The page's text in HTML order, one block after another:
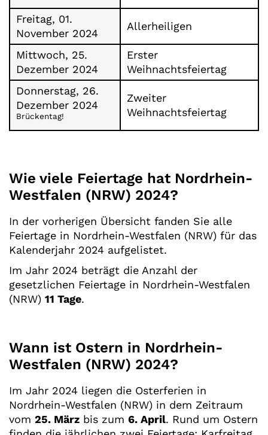
Freitag, 01.
November 2024
Allerheiligen
Mittwoch, 25.
Dezember 2024
Erster
Weihnachtsfeiertag
Donnerstag, 26.
Dezember 2024
Brückentag!
Zweiter
Weihnachtsfeiertag
Wie viele Feiertage hat Nordrhein-
Westfalen (NRW) 2024?
In der vorherigen Übersicht fanden Sie alle
Feiertage in Nordrhein-Westfalen (NRW) für das
Kalenderjahr 2024 aufgelistet.
Im Jahr 2024 beträgt die Anzahl der
gesetzlichen Feiertage in Nordrhein-Westfalen
(NRW) 11 Tage.
Wann ist Ostern in Nordrhein-
Westfalen (NRW) 2024?
Im Jahr 2024 liegen die Osterferien in
Nordrhein-Westfalen (NRW) in dem Zeitraum
vom 25. März bis zum 6. April. Rund um Ostern